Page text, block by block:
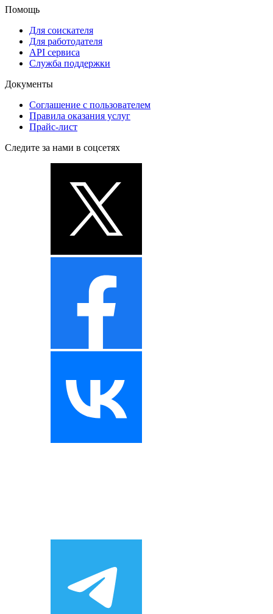
Помощь
Для соискателя
Для работодателя
API сервиса
Служба поддержки
Документы
Соглашение с пользователем
Правила оказания услуг
Прайс-лист
Следите за нами в соцсетях